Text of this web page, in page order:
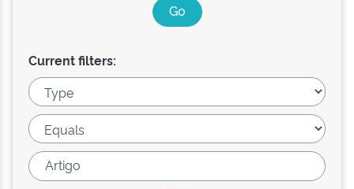
Current filters: